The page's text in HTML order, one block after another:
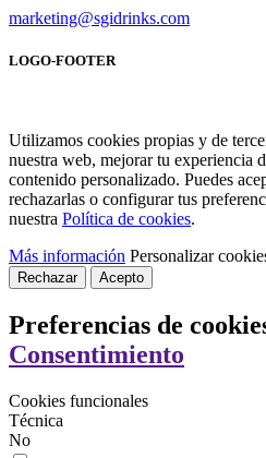
marketing@sgidrinks.com
LOGO-FOOTER
Utilizamos cookies propias y de
nuestra web, mejorar tu experiencia
contenido personalizado. Puedes
rechazarlas o configurar tus
nuestra Política de cookies.
Más información Personalizar
Rechazar Acepto
Preferencias de
Consentimiento
Cookies funcionales
Técnica
No